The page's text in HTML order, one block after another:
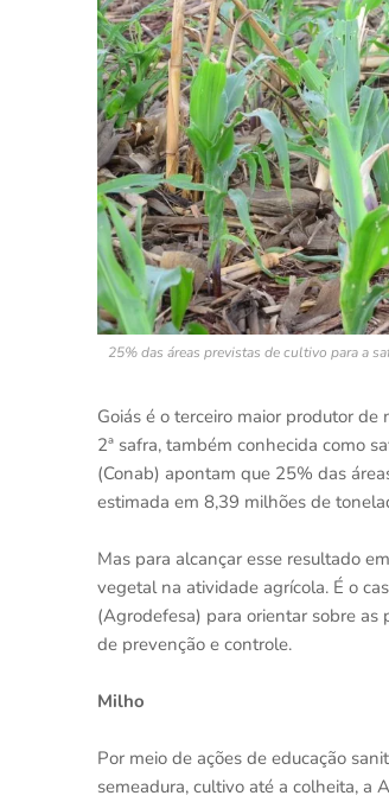
25% das áreas previstas de cultivo para a
Goiás é o terceiro maior produtor
2ª safra, também conhecida como
(Conab) apontam que 25% das
estimada em 8,39 milhões de
Mas para alcançar esse resultado
vegetal na atividade agrícola. É o
(Agrodefesa) para orientar sobre as
de prevenção e controle.
Milho
Por meio de ações de educação
semeadura, cultivo até a colheita, a